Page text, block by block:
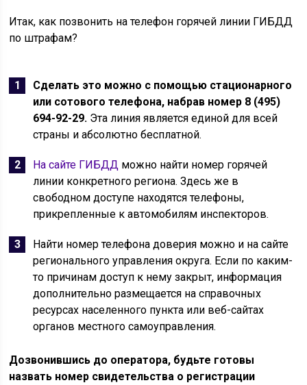
Итак, как позвонить на телефон горячей линии ГИБДД
по штрафам?
Сделать это можно с помощью стационарного
или сотового телефона, набрав номер 8 (495)
694-92-29. Эта линия является единой для всей
страны и абсолютно бесплатной.
На сайте ГИБДД можно найти номер горячей
линии конкретного региона. Здесь же в
свободном доступе находятся телефоны,
прикрепленные к автомобилям инспекторов.
Найти номер телефона доверия можно и на сайте
регионального управления округа. Если по каким-
то причинам доступ к нему закрыт, информация
дополнительно размещается на справочных
ресурсах населенного пункта или веб-сайтах
органов местного самоуправления.
Дозвонившись до оператора, будьте готовы
назвать номер свидетельства о регистрации